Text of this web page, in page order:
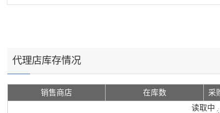
代理店库存情况
销售商店 在库数
采
读取中